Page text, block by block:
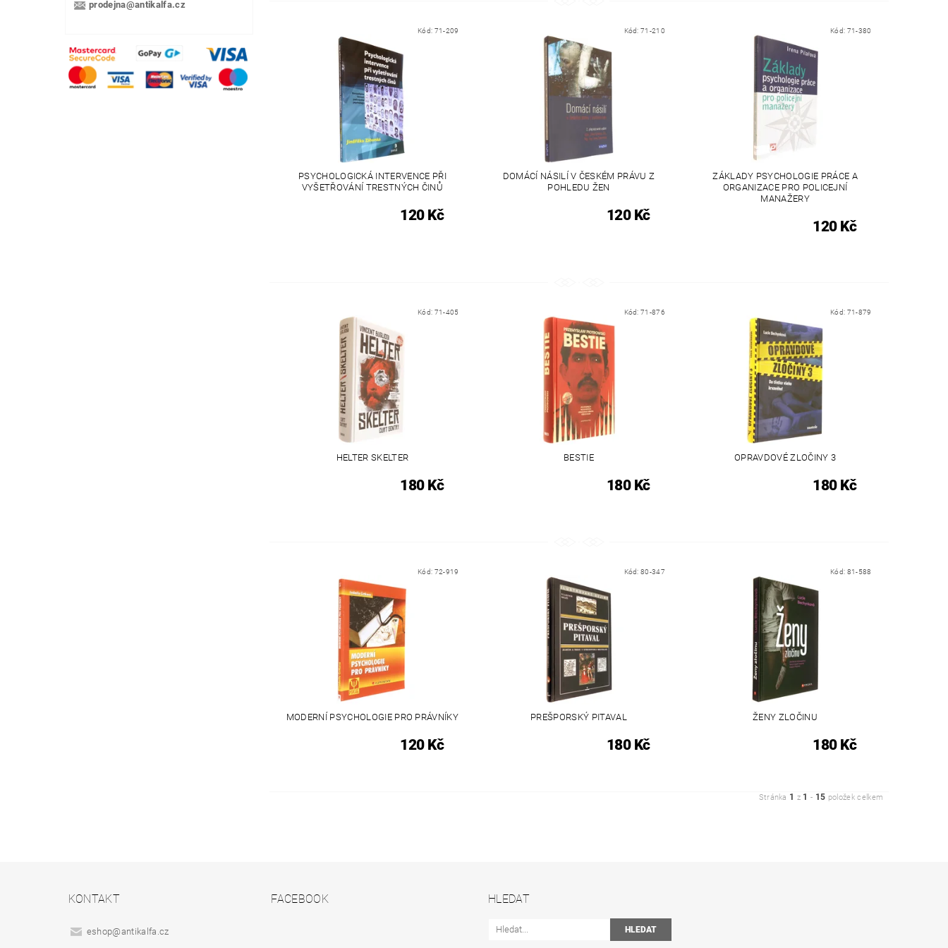
prodejna@antikalfa.cz
Kód: 71-209
PSYCHOLOGICKÁ INTERVENCE PŘI
VYŠETŘOVÁNÍ TRESTNÝCH ČINŮ
120 Kč
Kód:71-210
DOMÁCÍ NÁSILÍ V ČESKÉM PRÁVU Z
POHLEDU ŽEN
120 Kč
Kód: 71-380
ZÁKLADY PSYCHOLOGIE PRÁCE A
ORGANIZACE PRO POLICEJNÍ
MANAŽERY
120 Kč
Kód: 71-405
HELTER SKELTER
180 Kč
Kód:71-876
BESTIE
180 Kč
Kód: 71-879
OPRAVDOVÉ ZLOČINY 3
180 Kč
Kód: 72-919
MODERNÍ PSYCHOLOGIE PRO PRÁVNÍKY
120 Kč
Kód:80-347
PREŠPORSKÝ PITAVAL
180 Kč
Kód: 81-588
ŽENY ZLOČINU
180 Kč
Stránka 1 z 1 - 15 položek celkem
KONTAKT
eshop@antikalfa.cz
FACEBOOK HLEDAT